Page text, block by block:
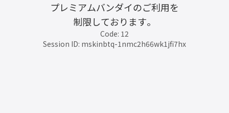
プレミアムバンダイのご利用を
制限しております。
Code: 12
Session ID: mskinbtq-1nmc2h66wk1jfi7hx